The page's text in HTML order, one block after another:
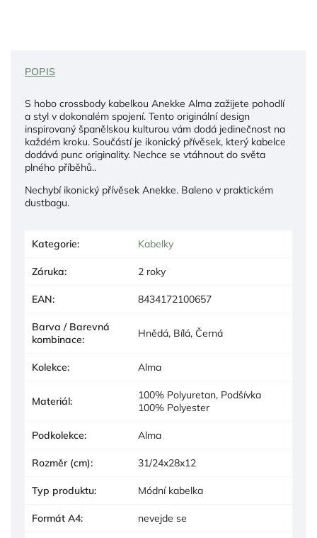
POPIS
S hobo crossbody kabelkou Anekke Alma zažijete pohodlí
a styl v dokonalém spojení. Tento originální design
inspirovaný španělskou kulturou vám dodá jedinečnost na
každém kroku. Součástí je ikonický přívěsek, který kabelce
dodává punc originality. Nechce se vtáhnout do světa
plného příběhů..
Nechybí ikonický přívěsek Anekke. Baleno v praktickém
dustbagu.
Kategorie: Kabelky
Záruka: 2 roky
EAN: 8434172100657
Barva / Barevná
kombinace: Hnědá, Bílá, Černá
Kolekce: Alma
Materiál:
100% Polyuretan, Podšívka
100% Polyester
Podkolekce: Alma
Rozměr (cm): 31/24x28x12
Typ produktu: Módní kabelka
Formát A4: nevejde se